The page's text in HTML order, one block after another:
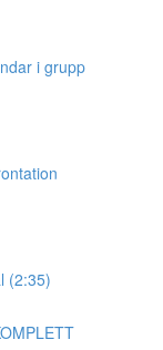
i grupp
(2:35)